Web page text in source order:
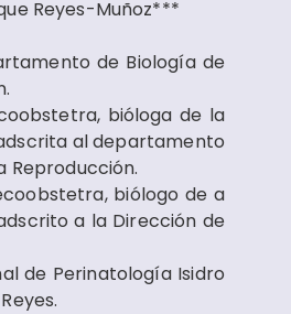
Reyes-Muñoz***
de Biología de
bióloga de la
al departamento
Reproducción.
biólogo de a
a la Dirección de
de Perinatología Isidro